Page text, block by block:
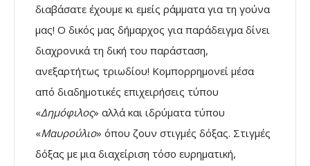
διαβάσατε έχουμε κι εμείς ράμματα για τη γούνα
μας! Ο δικός μας δήμαρχος για παράδειγμα δίνει
διαχρονικά τη δική του παράσταση,
ανεξαρτήτως τριωδίου! Κομπορρημονεί μέσα
από διαδημοτικές επιχειρήσεις τύπου
«Δημόφιλος» αλλά και ιδρύματα τύπου
«Μαυρούλιο» όπου ζουν στιγμές δόξας. Στιγμές
δόξας με μια διαχείριση τόσο ευρηματική,